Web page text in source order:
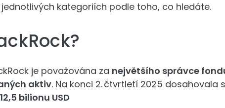
kategoriích podle toho, co hledáte.
je považována za největšího správce
aktiv. Na konci 2. čtvrtletí 2025 dosahovala
12,5 bilionu USD